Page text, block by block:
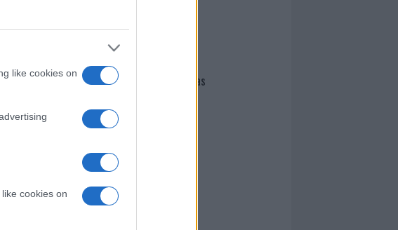
like cookies on
cookies on
Giovannimaria Cabras